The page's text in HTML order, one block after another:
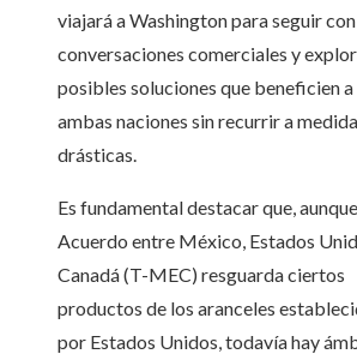
viajará a Washington para seguir
conversaciones comerciales y
posibles soluciones que beneficien a
ambas naciones sin recurrir a
drásticas.
Es fundamental destacar que,
Acuerdo entre México, Estados
Canadá (T-MEC) resguarda ciertos
productos de los aranceles
por Estados Unidos, todavía hay